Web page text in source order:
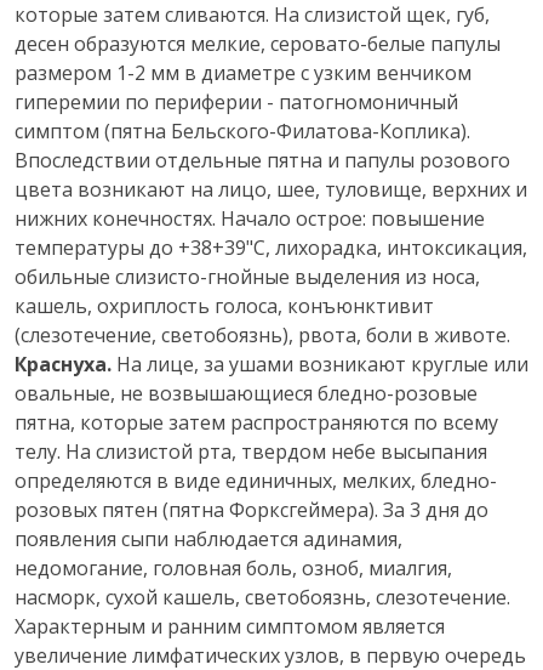
которые затем сливаются. На слизистой щек, губ,
десен образуются мелкие, серовато-белые папулы
размером 1-2 мм в диаметре с узким венчиком
гиперемии по периферии - патогномоничный
симптом (пятна Бельского-Филатова-Коплика).
Впоследствии отдельные пятна и папулы розового
цвета возникают на лицо, шее, туловище, верхних и
нижних конечностях. Начало острое: повышение
температуры до +38+39"С, лихорадка, интоксикация,
обильные слизисто-гнойные выделения из носа,
кашель, охриплость голоса, конъюнктивит
(слезотечение, светобоязнь), рвота, боли в животе.
Краснуха. На лице, за ушами возникают круглые или
овальные, не возвышающиеся бледно-розовые
пятна, которые затем распространяются по всему
телу. На слизистой рта, твердом небе высыпания
определяются в виде единичных, мелких, бледно-
розовых пятен (пятна Форксгеймера). За 3 дня до
появления сыпи наблюдается адинамия,
недомогание, головная боль, озноб, миалгия,
насморк, сухой кашель, светобоязнь, слезотечение.
Характерным и ранним симптомом является
увеличение лимфатических узлов, в первую очередь